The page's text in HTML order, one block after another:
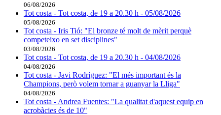
06/08/2026
Tot costa - Tot costa, de 19 a 20.30 h - 05/08/2026
05/08/2026
Tot costa - Iris Tió: "El bronze té molt de mèrit perquè
competeixo en set disciplines"
03/08/2026
Tot costa - Tot costa, de 19 a 20.30 h - 04/08/2026
04/08/2026
Tot costa - Javi Rodríguez: "El més important és la
Champions, però volem tornar a guanyar la Lliga"
04/08/2026
Tot costa - Andrea Fuentes: "La qualitat d'aquest equip en
acrobàcies és de 10"